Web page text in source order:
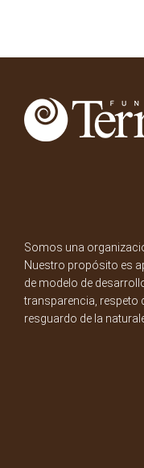
Somos una
Nuestro propósito es
de modelo de
transparencia, respeto
resguardo de la